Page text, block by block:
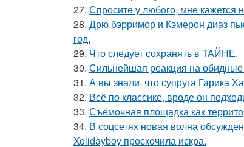
27. Спросите у любого, мне кажется
28. Дрю бэрримор и Кэмерон диаз
год.
29. Что следует сохранять в ТАЙНЕ.
30. Сильнейшая реакция на обидные
31. А вы знали, что супруга Гарика
32. Всё по классике, вроде он
33. Съёмочная площадка как
34. В соцсетях новая волна
Xolidayboy проскочила искра.